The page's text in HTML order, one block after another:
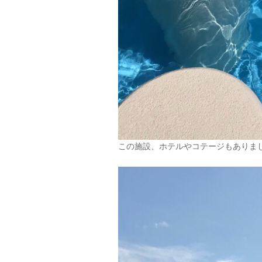
この施設、ホテルやコテージもありま